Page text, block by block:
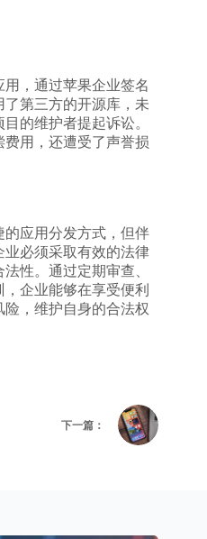
，通过苹果企业签名
第三方的开源库，未
的维护者提起诉讼。
用，还遭受了声誉损
应用分发方式，但伴
业必须采取有效的法律
性。通过定期审查、
企业能够在享受便利
，维护自身的合法权
下一篇：